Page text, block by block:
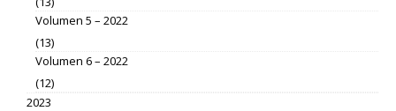
Volumen 5 – 2022
(13)
Volumen 6 – 2022
(12)
2023